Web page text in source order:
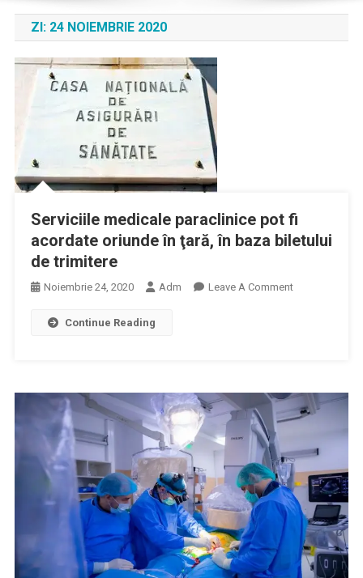
ZI: 24 NOIEMBRIE 2020
Serviciile medicale paraclinice pot fi
acordate oriunde în ţară, în baza biletului
de trimitere
Noiembrie 24, 2020 Adm Leave A CommentOn
Acordate
Oriunde
Ţară,
În
Baza
Biletului
De
Trimitere
Continue Reading